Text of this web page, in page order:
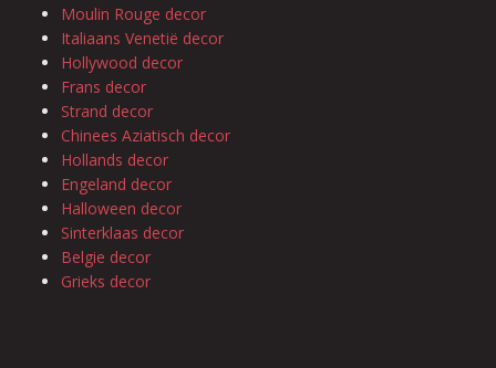
Moulin Rouge decor
Italiaans Venetië decor
Hollywood decor
Frans decor
Strand decor
Chinees Aziatisch decor
Hollands decor
Engeland decor
Halloween decor
Sinterklaas decor
Belgie decor
Grieks decor